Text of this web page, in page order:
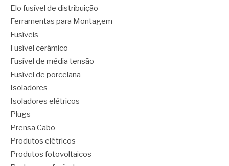
Elo fusível de distribuição
Ferramentas para Montagem
Fusíveis
Fusível cerâmico
Fusível de média tensão
Fusível de porcelana
Isoladores
Isoladores elétricos
Plugs
Prensa Cabo
Produtos elétricos
Produtos fotovoltaicos